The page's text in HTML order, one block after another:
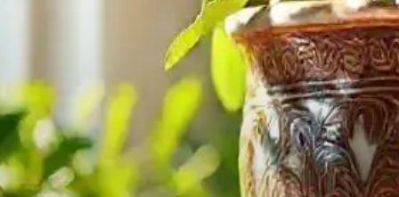
DICA
A Importância do Vaso Certo
O vaso ideal faz diferença no crescimento da rosa
do deserto. Confira!